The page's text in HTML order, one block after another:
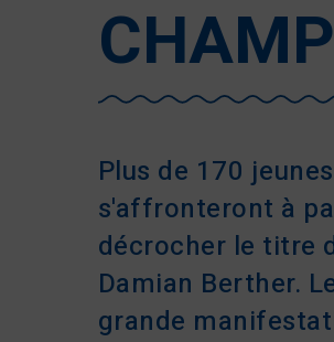
Plus de 170
s'affronteront à
décrocher le titre
Damian Berther.
grande